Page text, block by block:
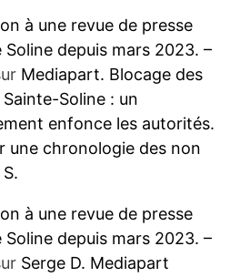
à une revue de presse
Soline depuis mars 2023. –
Mediapart. Blocage des
Soline : un
enfonce les autorités.
une chronologie des non
à une revue de presse
Soline depuis mars 2023. –
Serge D. Mediapart